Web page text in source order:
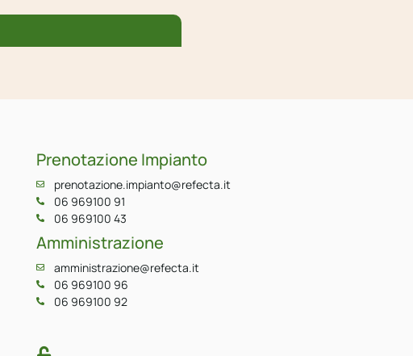
Prenotazione Impianto
prenotazione.impianto@refecta.it
06 969100 91
06 969100 43
Amministrazione
amministrazione@refecta.it
06 969100 96
06 969100 92